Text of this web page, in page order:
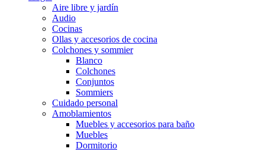
Aire libre y jardín
Audio
Cocinas
Ollas y accesorios de cocina
Colchones y sommier
Blanco
Colchones
Conjuntos
Sommiers
Cuidado personal
Amoblamientos
Muebles y accesorios para baño
Muebles
Dormitorio